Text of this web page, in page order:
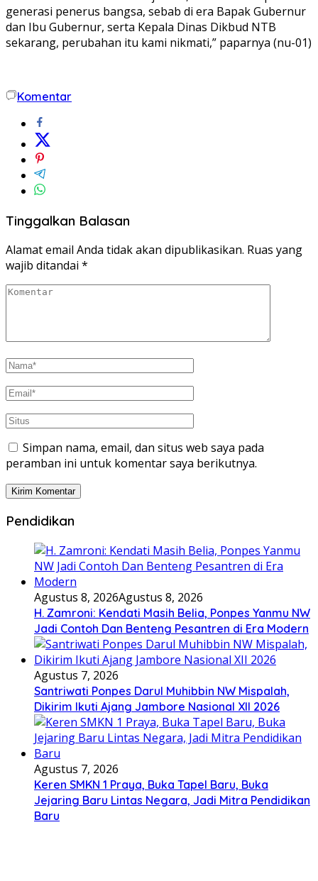
generasi penerus bangsa, sebab di era Bapak Gubernur
dan Ibu Gubernur, serta Kepala Dinas Dikbud NTB
sekarang, perubahan itu kami nikmati,” paparnya (nu-01)
Komentar
Tinggalkan Balasan
Alamat email Anda tidak akan dipublikasikan. Ruas yang
wajib ditandai *
Simpan nama, email, dan situs web saya pada
peramban ini untuk komentar saya berikutnya.
Pendidikan
Agustus 8, 2026Agustus 8, 2026
H. Zamroni: Kendati Masih Belia, Ponpes Yanmu NW
Jadi Contoh Dan Benteng Pesantren di Era Modern
Agustus 7, 2026
Santriwati Ponpes Darul Muhibbin NW Mispalah,
Dikirim Ikuti Ajang Jambore Nasional XII 2026
Agustus 7, 2026
Keren SMKN 1 Praya, Buka Tapel Baru, Buka
Jejaring Baru Lintas Negara, Jadi Mitra Pendidikan
Baru